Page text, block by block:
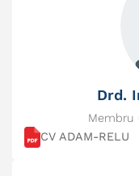
Drd.
Membru
CV ADAM-RELU